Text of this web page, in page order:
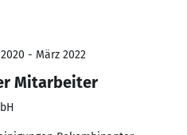
- März 2022
Mitarbeiter